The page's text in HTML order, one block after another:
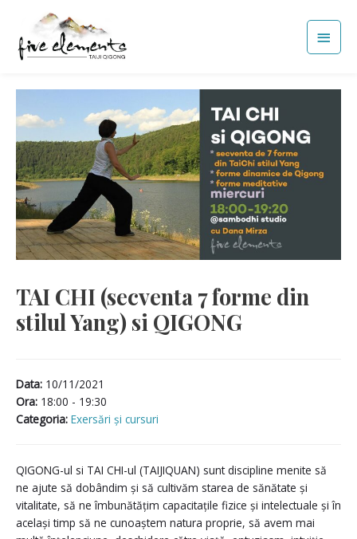
content
Main
TAI CHI (secventa 7 forme din
stilul Yang) si QIGONG
Data: 10/11/2021
Ora: 18:00 - 19:30
Categoria: Exersări și cursuri
QIGONG-ul si TAI CHI-ul (TAIJIQUAN) sunt discipline menite să
ne ajute să dobândim și să cultivăm starea de sănătate și
vitalitate, să ne îmbunătățim capacitațile fizice și intelectuale și în
același timp să ne cunoaștem natura proprie, să avem mai